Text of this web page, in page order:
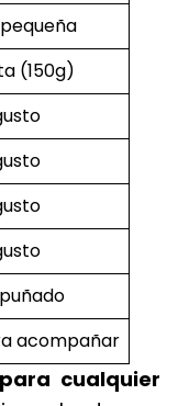
(150g)
acompañar
cualquier